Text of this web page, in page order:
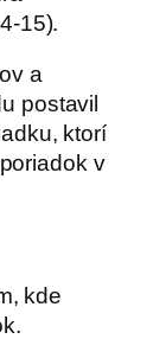
15).
a
postavil
ktorí
v
kde